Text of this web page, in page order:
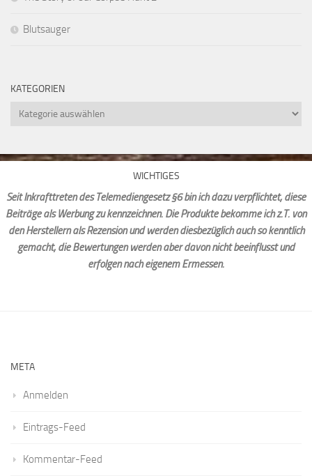
Blutsauger
KATEGORIEN
Kategorien
WICHTIGES
Seit Inkrafttreten des Telemediengesetz §6 bin ich dazu verpflichtet, diese
Beiträge als Werbung zu kennzeichnen. Die Produkte bekomme ich z.T. von
den Herstellern als Rezension und werden diesbezüglich auch so kenntlich
gemacht, die Bewertungen werden aber davon nicht beeinflusst und
erfolgen nach eigenem Ermessen.
META
Anmelden
Eintrags-Feed
Kommentar-Feed